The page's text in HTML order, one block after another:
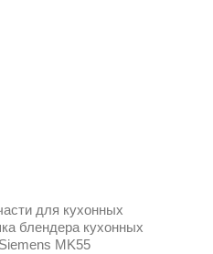
для кухонных
блендера кухонных
MK55